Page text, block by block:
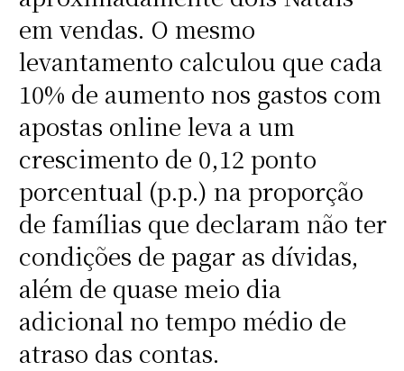
em vendas. O mesmo
levantamento calculou que cada
10% de aumento nos gastos com
apostas online leva a um
crescimento de 0,12 ponto
porcentual (p.p.) na proporção
de famílias que declaram não ter
condições de pagar as dívidas,
além de quase meio dia
adicional no tempo médio de
atraso das contas.